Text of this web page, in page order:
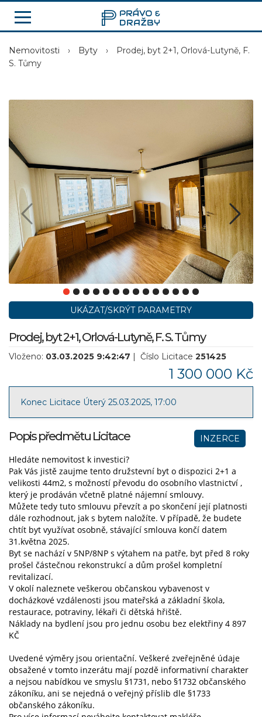
Nemovitosti › Byty ›
Prodej, byt 2+1, Orlová-Lutyně, F.
S. Tůmy
UKÁZAT/SKRÝT PARAMETRY
Prodej, byt 2+1, Orlová-Lutyně, F. S. Tůmy
Vloženo: 03.03.2025 9:42:47 | Číslo Licitace 251425
1 300 000 Kč
Konec Licitace Úterý 25.03.2025, 17:00
Popis předmětu Licitace INZERCE
Hledáte nemovitost k investici?
Pak Vás jistě zaujme tento družstevní byt o dispozici 2+1 a
velikosti 44m2, s možností převodu do osobního vlastnictví ,
který je prodáván včetně platné nájemní smlouvy.
Můžete tedy tuto smlouvu převzít a po skončení její platnosti
dále rozhodnout, jak s bytem naložíte. V případě, že budete
chtít byt využívat osobně, stávající smlouva končí datem
31.května 2025.
Byt se nachází v 5NP/8NP s výtahem na patře, byt před 8 roky
prošel částečnou rekonstrukcí a dům prošel kompletní
revitalizací.
V okolí naleznete veškerou občanskou vybavenost v
docházkové vzdálenosti jsou mateřská a základní škola,
restaurace, potraviny, lékaři či dětská hřiště.
Náklady na bydlení jsou pro jednu osobu bez elektřiny 4 897
KČ
Uvedené výměry jsou orientační. Veškeré zveřejněné údaje
obsažené v tomto inzerátu mají pozdě informativní charakter
a nejsou nabídkou ve smyslu §1731, nebo §1732 občanského
zákoníku, ani se nejedná o veřejný příslib dle §1733
občanského zákoníku.